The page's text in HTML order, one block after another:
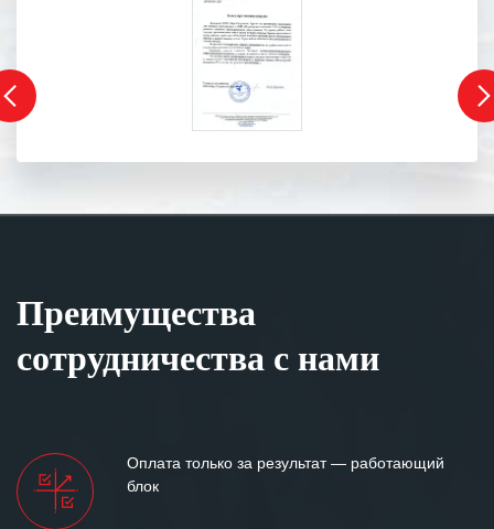
Преимущества
сотрудничества с нами
Оплата только за результат — работающий
блок